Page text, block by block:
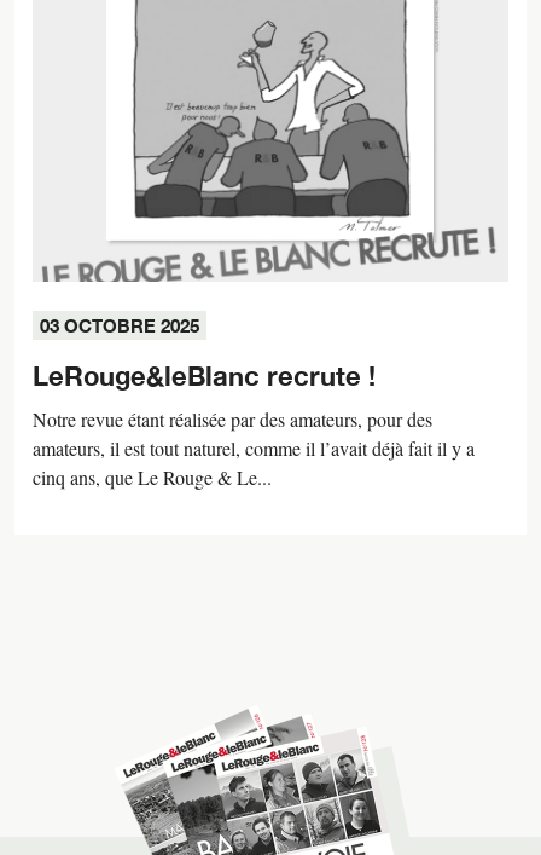
03 OCTOBRE 2025
LeRouge&leBlanc recrute !
Notre revue étant réalisée par des amateurs, pour des
amateurs, il est tout naturel, comme il l’avait déjà fait il y a
cinq ans, que Le Rouge & Le...